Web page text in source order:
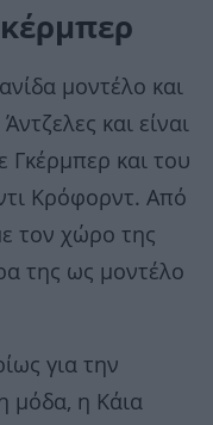
μοντέλο και
και είναι
Γκέρμπερ και του
Κρόφορντ. Από
τον χώρο της
της ως μοντέλο
για την
μόδα, η Κάια